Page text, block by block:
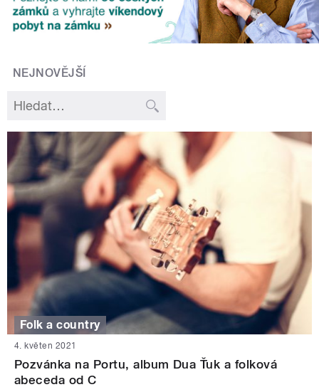
NEJNOVĚJŠÍ
Folk a country
4. květen 2021
Pozvánka na Portu, album Dua Ťuk a folková
abeceda od C